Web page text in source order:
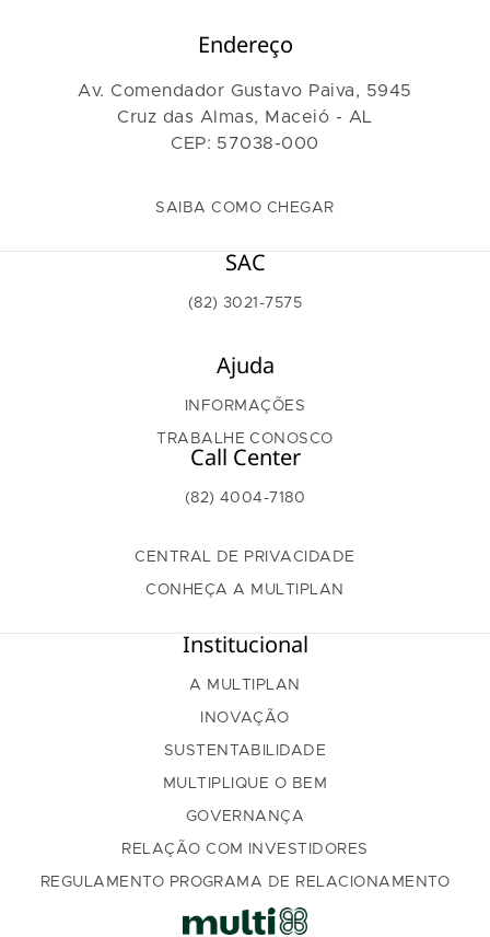
Endereço
Av. Comendador Gustavo Paiva, 5945
Cruz das Almas, Maceió - AL
CEP: 57038-000
SAIBA COMO CHEGAR
SAC
(82) 3021-7575
Ajuda
INFORMAÇÕES
TRABALHE CONOSCO
Call Center
(82) 4004-7180
CENTRAL DE PRIVACIDADE
CONHEÇA A MULTIPLAN
Institucional
A MULTIPLAN
INOVAÇÃO
SUSTENTABILIDADE
MULTIPLIQUE O BEM
GOVERNANÇA
RELAÇÃO COM INVESTIDORES
REGULAMENTO PROGRAMA DE RELACIONAMENTO